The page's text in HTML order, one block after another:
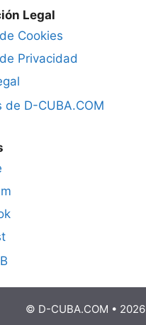
Legal
Cookies
Privacidad
de D-CUBA.COM
© D-CUBA.COM • 2026